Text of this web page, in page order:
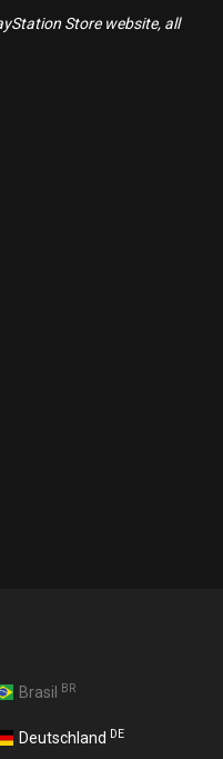
Store website, all
Brasil BR
Deutschland DE